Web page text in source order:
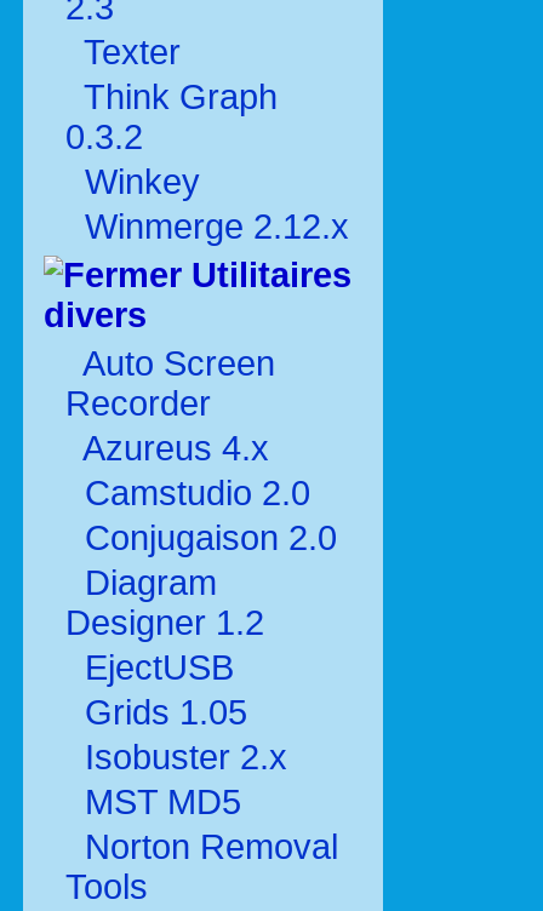
Texter
Think Graph
0.3.2
Winkey
Winmerge 2.12.x
Utilitaires
divers
Auto Screen
Recorder
Azureus 4.x
Camstudio 2.0
Conjugaison 2.0
Diagram
Designer 1.2
EjectUSB
Grids 1.05
Isobuster 2.x
MST MD5
Norton Removal
Tools